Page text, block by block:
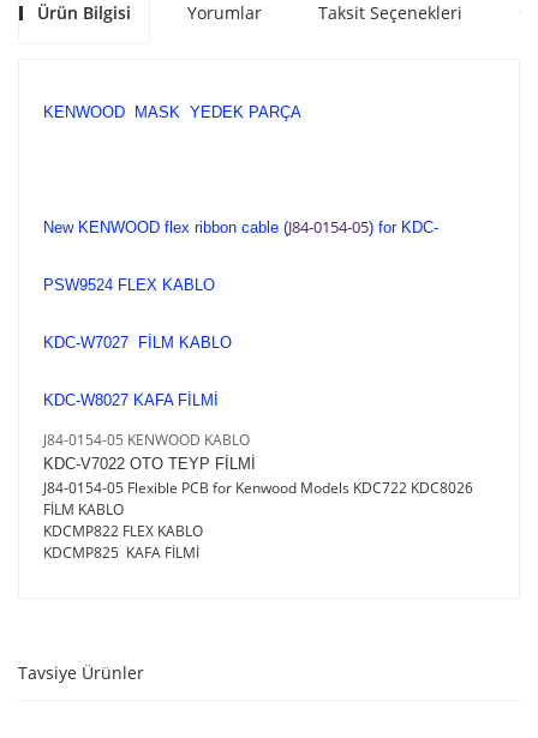
Ürün Bilgisi Yorumlar Taksit Seçenekleri
KENWOOD MASK YEDEK PARÇA
New KENWOOD flex ribbon cable (J84-0154-05) for KDC-
PSW9524 FLEX KABLO
KDC-W7027 FİLM KABLO
KDC-W8027 KAFA FİLMİ
J84-0154-05 KENWOOD KABLO
KDC-V7022 OTO TEYP FİLMİ
J84-0154-05 Flexible PCB for Kenwood Models KDC722 KDC8026
FİLM KABLO
KDCMP822 FLEX KABLO
KDCMP825 KAFA FİLMİ
Tavsiye Ürünler